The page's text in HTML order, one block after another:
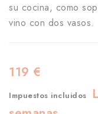
su cocina, como
vino con dos vasos.
119 €
Impuestos incluidos